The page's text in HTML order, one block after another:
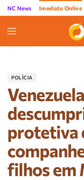
NC News Imediato Online
POLÍCIA
protetiva
filhos em